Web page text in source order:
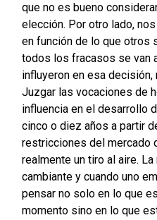
que no es bueno
elección. Por otro lado,
en función de lo que otros
todos los fracasos se van
influyeron en esa decisión,
Juzgar las vocaciones de
influencia en el desarrollo
cinco o diez años a partir
restricciones del mercado
realmente un tiro al aire.
cambiante y cuando uno
pensar no solo en lo que
momento sino en lo que